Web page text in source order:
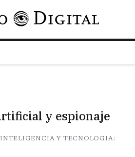
Pasar al contenido principal
y espionaje
Y TECNOLOGIA: